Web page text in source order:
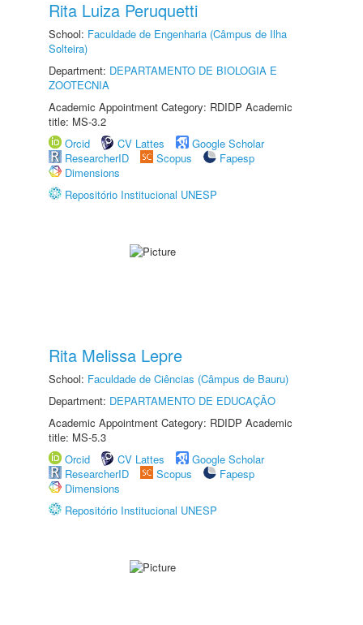
Rita Luiza Peruquetti
School: Faculdade de Engenharia (Câmpus de Ilha
Solteira)
Department: DEPARTAMENTO DE BIOLOGIA E
ZOOTECNIA
Academic Appointment Category: RDIDP Academic
title: MS-3.2
Orcid
CV Lattes
Google Scholar
ResearcherID
Scopus
Fapesp
Dimensions
Repositório Institucional UNESP
Rita Melissa Lepre
School: Faculdade de Ciências (Câmpus de Bauru)
Department: DEPARTAMENTO DE EDUCAÇÃO
Academic Appointment Category: RDIDP Academic
title: MS-5.3
Orcid
CV Lattes
Google Scholar
ResearcherID
Scopus
Fapesp
Dimensions
Repositório Institucional UNESP